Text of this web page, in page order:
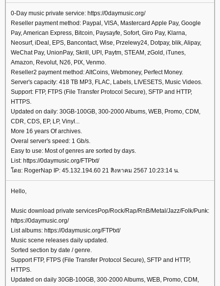
0-Day music private service: https://0daymusic.org/
Reseller payment method: Paypal, VISA, Mastercard Apple Pay, Google
Pay, American Express, Bitcoin, Paysayfe, Sofort, Giro Pay, Klarna,
Neosurf, iDeal, EPS, Bancontact, Wise, Przelewy24, Dotpay, blik, Alipay,
WeChat Pay, UnionPay, Skrill, UPI, Paytm, STEAM, zGold, iTunes,
Amazon, Revolut, N26, PIX, Venmo.
Reseller2 payment method: AltCoins, Webmoney, Perfect Money.
Server's capacity: 418 TB MP3, FLAC, Labels, LIVESETS, Music Videos.
Support: FTP, FTPS (File Transfer Protocol Secure), SFTP and HTTP,
HTTPS.
Updated on daily: 30GB-100GB, 300-2000 Albums, WEB, Promo, CDM,
CDR, CDS, EP, LP, Vinyl...
More 16 years Of archives.
Overal server's speed: 1 Gb/s.
Easy to use: Most of genres are sorted by days.
List: https://0daymusic.org/FTPtxt/
ดย: RogerNap IP: 45.132.194.60 21 สิงหาคม 2567 10:23:14 น.
Hello,
Music download private servicesPop/Rock/Rap/RnB/Metal/Jazz/Folk/Punk:
https://0daymusic.org/
List albums: https://0daymusic.org/FTPtxt/
Music scene releases daily updated.
Sorted section by date / genre.
Support FTP, FTPS (File Transfer Protocol Secure), SFTP and HTTP,
HTTPS.
Updated on daily 30GB-100GB, 300-2000 Albums, WEB, Promo, CDM,